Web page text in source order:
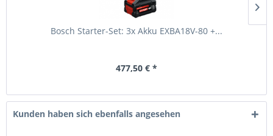
Bosch Starter-Set: 3x Akku EXBA18V-80 +...
477,50 € *
Kunden haben sich ebenfalls angesehen